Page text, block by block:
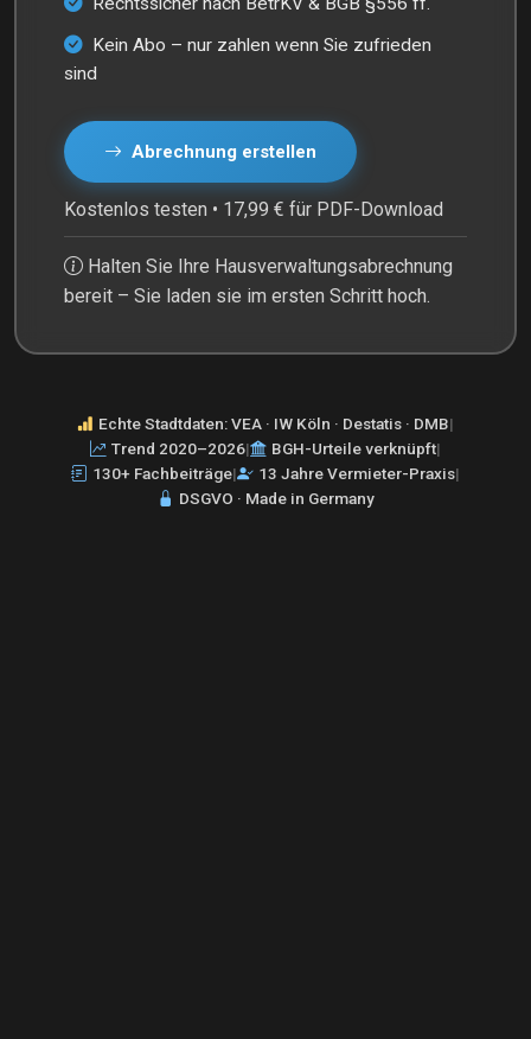
Kein Abo – nur zahlen wenn Sie zufrieden
sind
Abrechnung erstellen
Kostenlos testen • 17,99 € für PDF-Download
Halten Sie Ihre Hausverwaltungsabrechnung
bereit – Sie laden sie im ersten Schritt hoch.
Echte Stadtdaten: VEA · IW Köln · Destatis · DMB|
Trend 2020–2026| BGH-Urteile verknüpft|
130+ Fachbeiträge| 13 Jahre Vermieter-Praxis|
DSGVO · Made in Germany